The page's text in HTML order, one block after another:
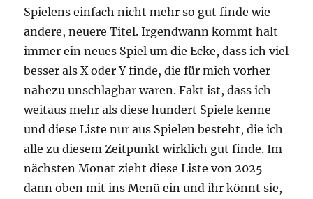
Spielens einfach nicht mehr so gut finde wie
andere, neuere Titel. Irgendwann kommt halt
immer ein neues Spiel um die Ecke, dass ich viel
besser als X oder Y finde, die für mich vorher
nahezu unschlagbar waren. Fakt ist, dass ich
weitaus mehr als diese hundert Spiele kenne
und diese Liste nur aus Spielen besteht, die ich
alle zu diesem Zeitpunkt wirklich gut finde. Im
nächsten Monat zieht diese Liste von 2025
dann oben mit ins Menü ein und ihr könnt sie,